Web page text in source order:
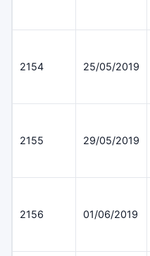
2154 25/05/2019
2155 29/05/2019
2156 01/06/2019